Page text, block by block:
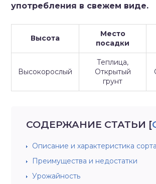
употребления в свежем виде.
Высота
Место
посадки
Высокорослый
Теплица,
Открытый
грунт
СОДЕРЖАНИЕ СТАТЬИ [
Описание и характеристика сорта
Преимущества и недостатки
Урожайность